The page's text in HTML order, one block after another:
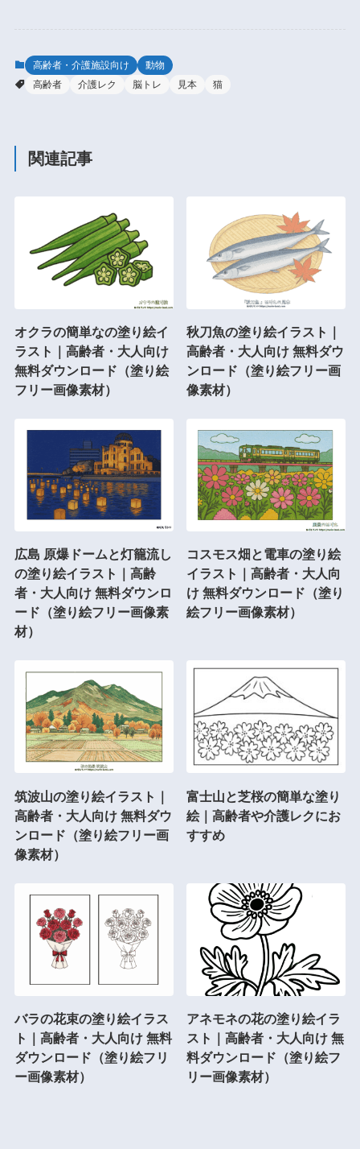
高齢者・介護施設向け
動物
高齢者
介護レク 脳トレ 見本 猫
関連記事
オクラの簡単なの塗り絵イ
ラスト｜高齢者・大人向け
無料ダウンロード（塗り絵
フリー画像素材）
秋刀魚の塗り絵イラスト｜
高齢者・大人向け 無料ダウ
ンロード（塗り絵フリー画
像素材）
広島 原爆ドームと灯籠流し
の塗り絵イラスト｜高齢
者・大人向け 無料ダウンロ
ード（塗り絵フリー画像素
材）
コスモス畑と電車の塗り絵
イラスト｜高齢者・大人向
け 無料ダウンロード（塗り
絵フリー画像素材）
筑波山の塗り絵イラスト｜
高齢者・大人向け 無料ダウ
ンロード（塗り絵フリー画
像素材）
富士山と芝桜の簡単な塗り
絵｜高齢者や介護レクにお
すすめ
バラの花束の塗り絵イラス
ト｜高齢者・大人向け 無料
ダウンロード（塗り絵フリ
ー画像素材）
アネモネの花の塗り絵イラ
スト｜高齢者・大人向け 無
料ダウンロード（塗り絵フ
リー画像素材）